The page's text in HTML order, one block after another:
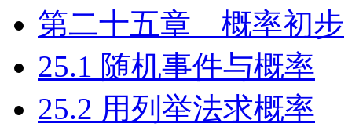
第二十五章 概率初步
25.1 随机事件与概率
25.2 用列举法求概率